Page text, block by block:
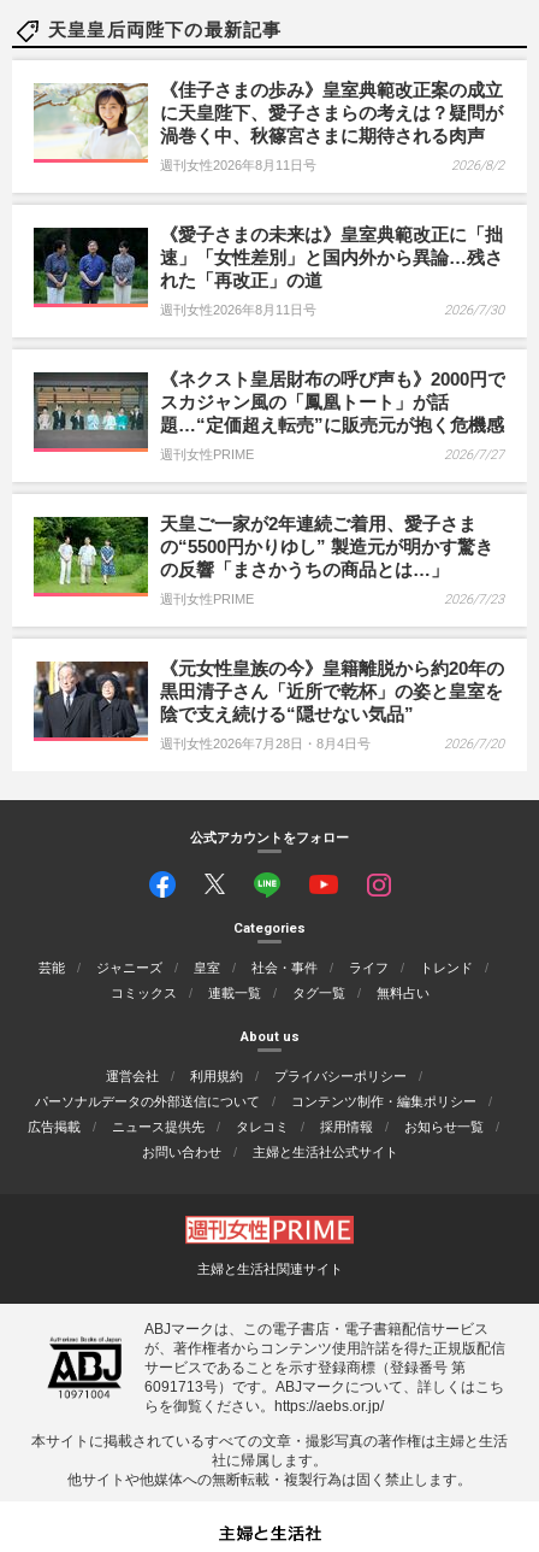
天皇皇后両陛下の最新記事
《佳子さまの歩み》皇室典範改正案の成立
に天皇陛下、愛子さまらの考えは？疑問が
渦巻く中、秋篠宮さまに期待される肉声
週刊女性2026年8月11日号 2026/8/2
《愛子さまの未来は》皇室典範改正に「拙
速」「女性差別」と国内外から異論…残さ
れた「再改正」の道
週刊女性2026年8月11日号 2026/7/30
《ネクスト皇居財布の呼び声も》2000円で
スカジャン風の「鳳凰トート」が話
題…“定価超え転売”に販売元が抱く危機感
週刊女性PRIME 2026/7/27
天皇ご一家が2年連続ご着用、愛子さま
の“5500円かりゆし” 製造元が明かす驚き
の反響「まさかうちの商品とは…」
週刊女性PRIME 2026/7/23
《元女性皇族の今》皇籍離脱から約20年の
黒田清子さん「近所で乾杯」の姿と皇室を
陰で支え続ける“隠せない気品”
週刊女性2026年7月28日・8月4日号 2026/7/20
公式アカウントをフォロー
Categories
芸能 ジャニーズ 皇室 社会・事件 ライフ
トレンド
コミックス
連載一覧 タグ一覧 無料占い
About us
運営会社 利用規約
プライバシーポリシー
パーソナルデータの外部送信について
コンテンツ制作・編集ポリシー
広告掲載
ニュース提供先 タレコミ 採用情報
お知らせ一覧
お問い合わせ
主婦と生活社公式サイト
主婦と生活社関連サイト
ABJマークは、この電子書店・電子書籍配信サービス
が、著作権者からコンテンツ使用許諾を得た正規版配信
サービスであることを示す登録商標（登録番号 第
6091713号）です。ABJマークについて、詳しくはこち
らを御覧ください。
https://aebs.or.jp/
本サイトに掲載されているすべての⽂章・撮影写真の著作権は主婦と⽣活
社に帰属します。
他サイトや他媒体への無断転載・複製⾏為は固く禁⽌します。